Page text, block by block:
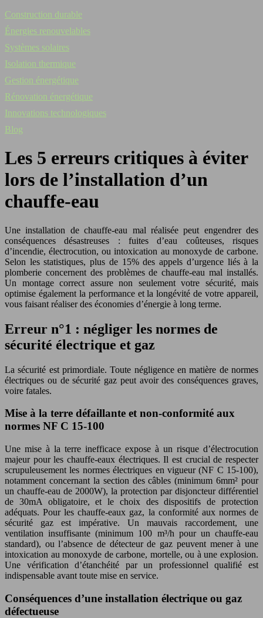
Construction durable
Énergies renouvelables
Systèmes solaires
Isolation thermique
Gestion énergétique
Rénovation énergétique
Innovations technologiques
Blog
Les 5 erreurs critiques à éviter
lors de l’installation d’un
chauffe-eau
Une installation de chauffe-eau mal réalisée peut engendrer des
conséquences désastreuses : fuites d’eau coûteuses, risques
d’incendie, électrocution, ou intoxication au monoxyde de carbone.
Selon les statistiques, plus de 15% des appels d’urgence liés à la
plomberie concernent des problèmes de chauffe-eau mal installés.
Un montage correct assure non seulement votre sécurité, mais
optimise également la performance et la longévité de votre appareil,
vous faisant réaliser des économies d’énergie à long terme.
Erreur n°1 : négliger les normes de
sécurité électrique et gaz
La sécurité est primordiale. Toute négligence en matière de normes
électriques ou de sécurité gaz peut avoir des conséquences graves,
voire fatales.
Mise à la terre défaillante et non-conformité aux
normes NF C 15-100
Une mise à la terre inefficace expose à un risque d’électrocution
majeur pour les chauffe-eaux électriques. Il est crucial de respecter
scrupuleusement les normes électriques en vigueur (NF C 15-100),
notamment concernant la section des câbles (minimum 6mm² pour
un chauffe-eau de 2000W), la protection par disjoncteur différentiel
de 30mA obligatoire, et le choix des dispositifs de protection
adéquats. Pour les chauffe-eaux gaz, la conformité aux normes de
sécurité gaz est impérative. Un mauvais raccordement, une
ventilation insuffisante (minimum 100 m³/h pour un chauffe-eau
standard), ou l’absence de détecteur de gaz peuvent mener à une
intoxication au monoxyde de carbone, mortelle, ou à une explosion.
Une vérification d’étanchéité par un professionnel qualifié est
indispensable avant toute mise en service.
Conséquences d’une installation électrique ou gaz
défectueuse